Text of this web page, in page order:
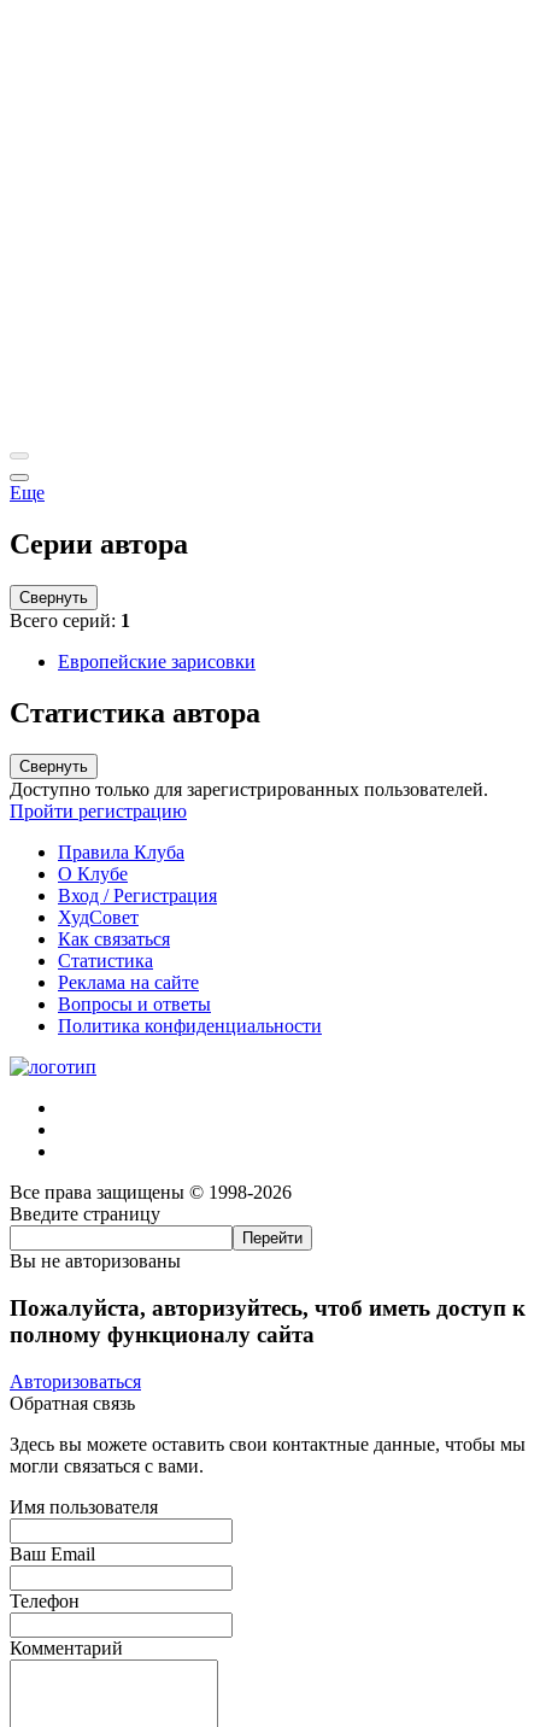
Еще
Серии автора
Свернуть
Всего серий: 1
Европейские зарисовки
Статистика автора
Свернуть
Доступно только для зарегистрированных пользователей.
Пройти регистрацию
Правила Клуба
О Клубе
Вход / Регистрация
ХудСовет
Как связаться
Статистика
Реклама на сайте
Вопросы и ответы
Политика конфиденциальности
Все права защищены © 1998-2026
Введите страницу
Вы не авторизованы
Пожалуйста, авторизуйтесь, чтоб иметь доступ к
полному функционалу сайта
Авторизоваться
Обратная связь
Здесь вы можете оставить свои контактные данные, чтобы мы
могли связаться с вами.
Имя пользователя
Ваш Email
Телефон
Комментарий